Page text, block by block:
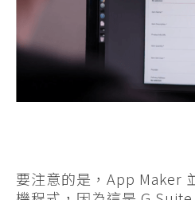
要注意的是，App Maker